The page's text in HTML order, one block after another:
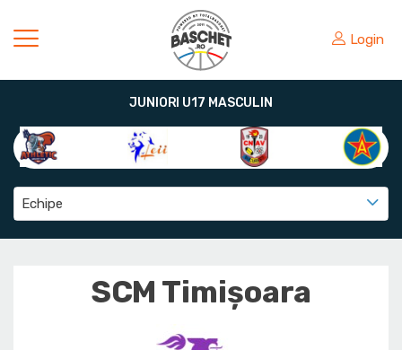
Login
JUNIORI U17 MASCULIN
Echipe
SCM Timișoara